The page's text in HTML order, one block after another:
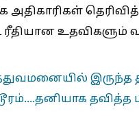
அதிகாரிகள்
ரீதியான
இருந்த
தவித்த